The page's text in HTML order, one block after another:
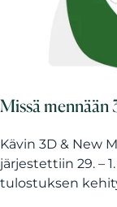
Missä mennään
Kävin 3D & New
järjestettiin 29. –
tulostuksen